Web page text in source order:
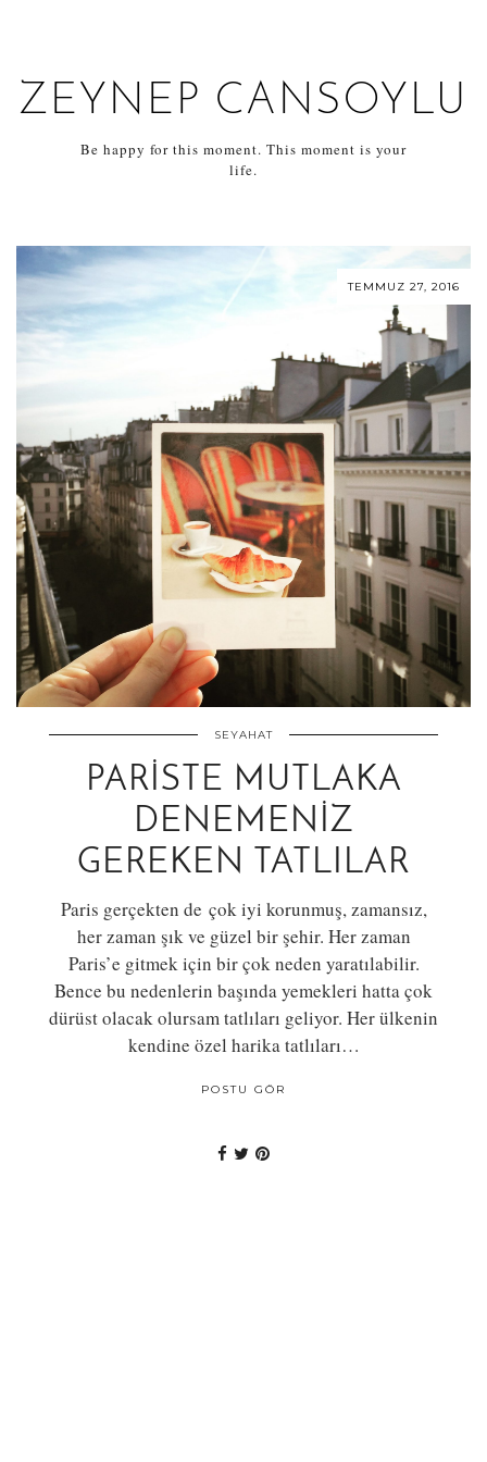
ZEYNEP CANSOYLU
Be happy for this moment. This moment is your
life.
TEMMUZ 27, 2016
SEYAHAT
PARISTE MUTLAKA
DENEMENIZ
GEREKEN TATLILAR
Paris gerçekten de çok iyi korunmuş, zamansız,
her zaman şık ve güzel bir şehir. Her zaman
Paris’e gitmek için bir çok neden yaratılabilir.
Bence bu nedenlerin başında yemekleri hatta çok
dürüst olacak olursam tatlıları geliyor. Her ülkenin
kendine özel harika tatlıları…
POSTU GÖR